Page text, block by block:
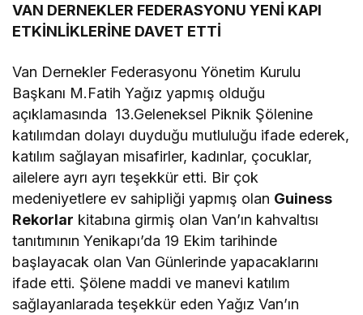
VAN DERNEKLER FEDERASYONU YENİ KAPI
ETKİNLİKLERİNE DAVET ETTİ
Van Dernekler Federasyonu Yönetim Kurulu
Başkanı M.Fatih Yağız yapmış olduğu
açıklamasında 13.Geleneksel Piknik Şölenine
katılımdan dolayı duyduğu mutluluğu ifade ederek,
katılım sağlayan misafirler, kadınlar, çocuklar,
ailelere ayrı ayrı teşekkür etti. Bir çok
medeniyetlere ev sahipliği yapmış olan Guiness
Rekorlar kitabına girmiş olan Van’ın kahvaltısı
tanıtımının Yenikapı’da 19 Ekim tarihinde
başlayacak olan Van Günlerinde yapacaklarını
ifade etti. Şölene maddi ve manevi katılım
sağlayanlarada teşekkür eden Yağız Van’ın